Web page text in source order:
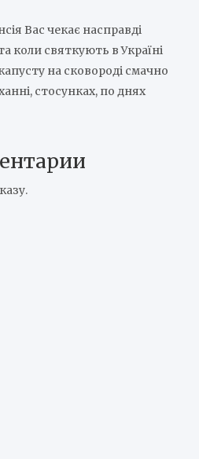
Вас чекає насправді
коли святкують в Україні
на сковороді смачно
стосунках, по днях